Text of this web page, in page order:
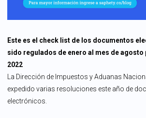
Este es el check list de los documentos
sido regulados de enero al mes de agosto
2022
La Dirección de Impuestos y Aduanas
expedido varias resoluciones este año de
electrónicos.